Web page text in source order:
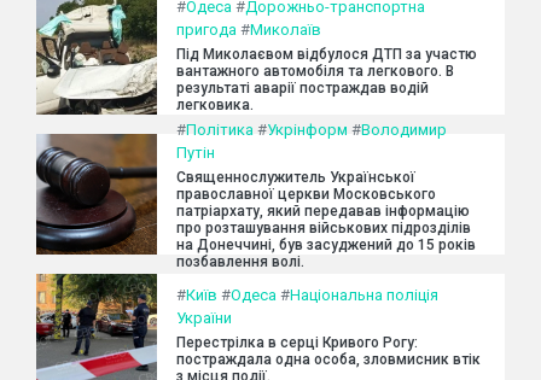
#Одеса #Дорожньо-транспортна
пригода #Миколаїв
Під Миколаєвом відбулося ДТП за участю
вантажного автомобіля та легкового. В
результаті аварії постраждав водій
легковика.
#Політика #Укрінформ #Володимир
Путін
Священнослужитель Української
православної церкви Московського
патріархату, який передавав інформацію
про розташування військових підрозділів
на Донеччині, був засуджений до 15 років
позбавлення волі.
#Київ #Одеса #Національна поліція
України
Перестрілка в серці Кривого Рогу:
постраждала одна особа, зловмисник втік
з місця події.